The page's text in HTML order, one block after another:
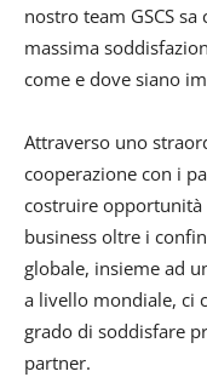
nostro team GSCS
massima
come e dove siano
Attraverso uno
cooperazione con i
costruire
business oltre i
globale, insieme ad
a livello mondiale, ci
grado di soddisfare
partner.